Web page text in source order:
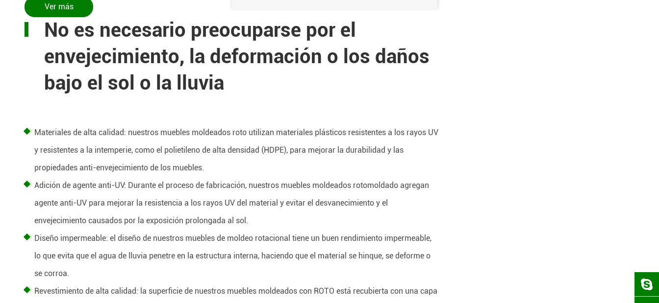
Ver más
No es necesario preocuparse por el
envejecimiento, la deformación o los daños
bajo el sol o la lluvia
Materiales de alta calidad: nuestros muebles moldeados roto utilizan materiales plásticos resistentes a los rayos UV
y resistentes a la intemperie, como el polietileno de alta densidad (HDPE), para mejorar la durabilidad y las
propiedades anti-envejecimiento de los muebles.
Adición de agente anti-UV: Durante el proceso de fabricación, nuestros muebles moldeados rotomoldado agregan
agente anti-UV para mejorar la resistencia a los rayos UV del material y evitar el desvanecimiento y el
envejecimiento causados por la exposición prolongada al sol.
Diseño impermeable: el diseño de nuestros muebles de moldeo rotacional tiene un buen rendimiento impermeable,
lo que evita que el agua de lluvia penetre en la estructura interna, haciendo que el material se hinque, se deforme o
se corroa.
Revestimiento de alta calidad: la superficie de nuestros muebles moldeados con ROTO está recubierta con una capa